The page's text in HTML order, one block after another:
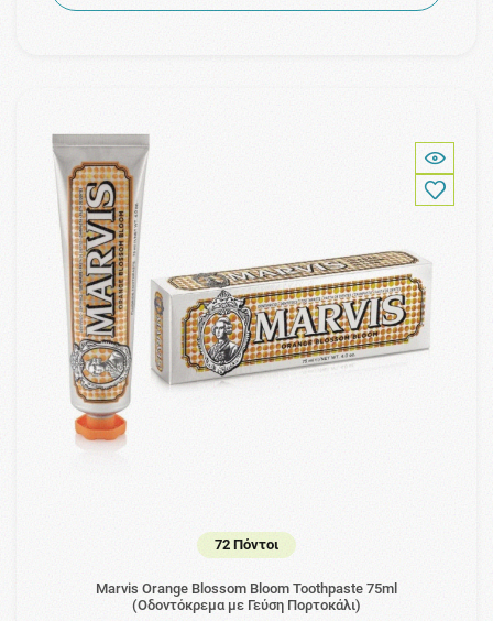
72 Πόντοι
Marvis Orange Blossom Bloom Toothpaste 75ml
(Οδοντόκρεμα με Γεύση Πορτοκάλι)